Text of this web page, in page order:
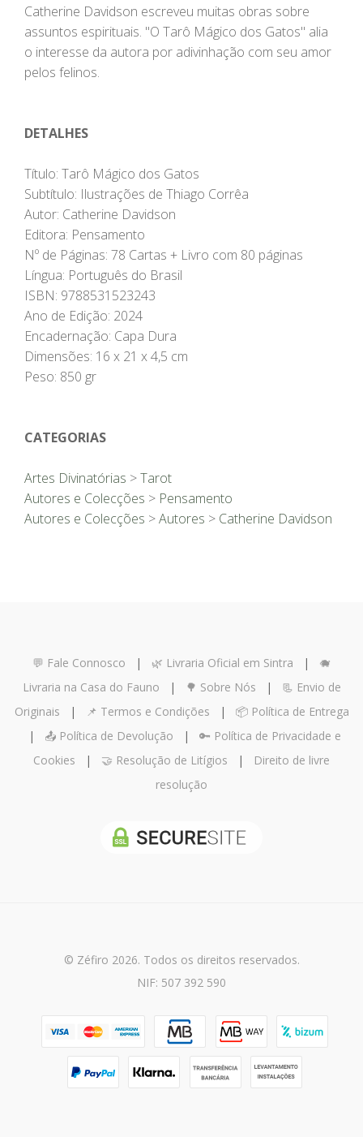
Catherine Davidson escreveu muitas obras sobre
assuntos espirituais. "O Tarô Mágico dos Gatos" alia
o interesse da autora por adivinhação com seu amor
pelos felinos.
DETALHES
Título: Tarô Mágico dos Gatos
Subtítulo: Ilustrações de Thiago Corrêa
Autor: Catherine Davidson
Editora: Pensamento
Nº de Páginas: 78 Cartas + Livro com 80 páginas
Língua: Português do Brasil
ISBN: 9788531523243
Ano de Edição: 2024
Encadernação: Capa Dura
Dimensões: 16 x 21 x 4,5 cm
Peso: 850 gr
CATEGORIAS
Artes Divinatórias >Tarot
Autores e Colecções > Pensamento
Autores e Colecções >Autores > Catherine Davidson
💬 Fale Connosco | 🌿 Livraria Oficial em Sintra | 🐗
Livraria na Casa do Fauno | 🌳 Sobre Nós | 📃 Envio de
Originais | 📌 Termos e Condições | 📦 Política de Entrega
| 📤 Política de Devolução | 🔑 Política de Privacidade e
Cookies | 🤝 Resolução de Litígios |
Direito de livre
resolução
© Zéfiro 2026. Todos os direitos reservados.
NIF: 507 392 590